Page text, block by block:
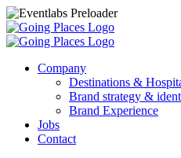
Company
Destinations &
Brand strategy &
Brand Experience
Jobs
Contact